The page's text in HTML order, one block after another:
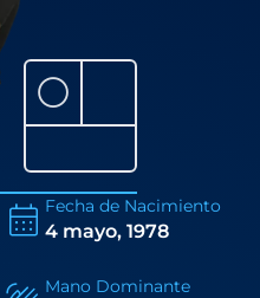
⚪
Fecha de Nacimiento
4 mayo, 1978
Mano Dominante